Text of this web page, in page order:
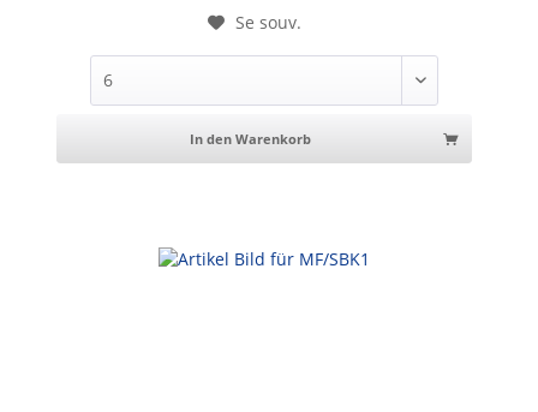
Se souv.
In den Warenkorb